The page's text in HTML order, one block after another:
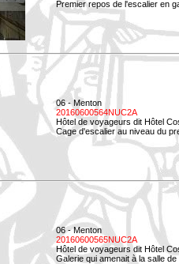
Premier repos de l'escalier en
06 - Menton
20160600564NUC2A
Hôtel de voyageurs dit Hôtel
Cage d'escalier au niveau du
06 - Menton
20160600565NUC2A
Hôtel de voyageurs dit Hôtel
Galerie qui amenait à la salle